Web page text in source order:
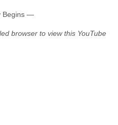
Begins —
browser to view this YouTube